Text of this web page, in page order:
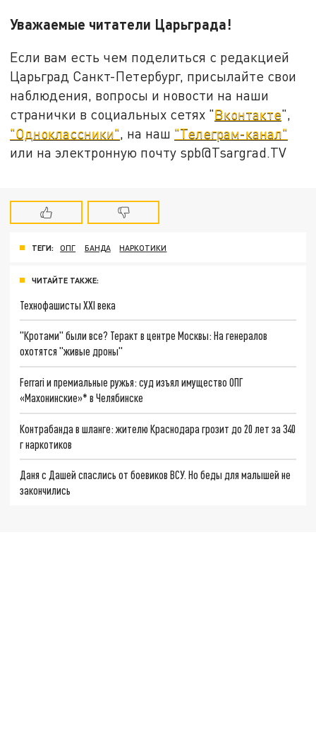
Уважаемые читатели Царьграда!
Если вам есть чем поделиться с редакцией
Царьград Санкт-Петербург, присылайте свои
наблюдения, вопросы и новости на наши
странички в социальных сетях "Вконтакте",
"Одноклассники", на наш "Телеграм-канал"
или на электронную почту spb@Tsargrad.TV
ТЕГИ: ОПГ БАНДА НАРКОТИКИ
ЧИТАЙТЕ ТАКЖЕ:
Технофашисты XXI века
"Кротами" были все? Теракт в центре Москвы: На генералов
охотятся "живые дроны"
Ferrari и премиальные ружья: суд изъял имущество ОПГ
«Махонинские»* в Челябинске
Контрабанда в шланге: жителю Краснодара грозит до 20 лет за 340
г наркотиков
Даня с Дашей спаслись от боевиков ВСУ. Но беды для малышей не
закончились